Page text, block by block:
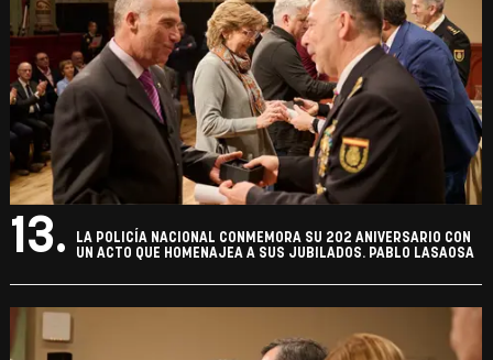
13.
LA POLICÍA NACIONAL CONMEMORA SU 202 ANIVERSARIO CON
UN ACTO QUE HOMENAJEA A SUS JUBILADOS. PABLO LASAOSA